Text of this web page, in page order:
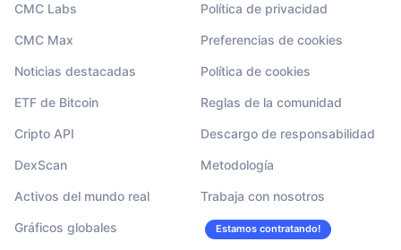
CMC Labs
CMC Max
Noticias destacadas
ETF de Bitcoin
Cripto API
DexScan
Activos del mundo real
Gráficos globales
Política de privacidad
Preferencias de cookies
Política de cookies
Reglas de la comunidad
Descargo de responsabilidad
Metodología
Trabaja con nosotros
Estamos contratando!